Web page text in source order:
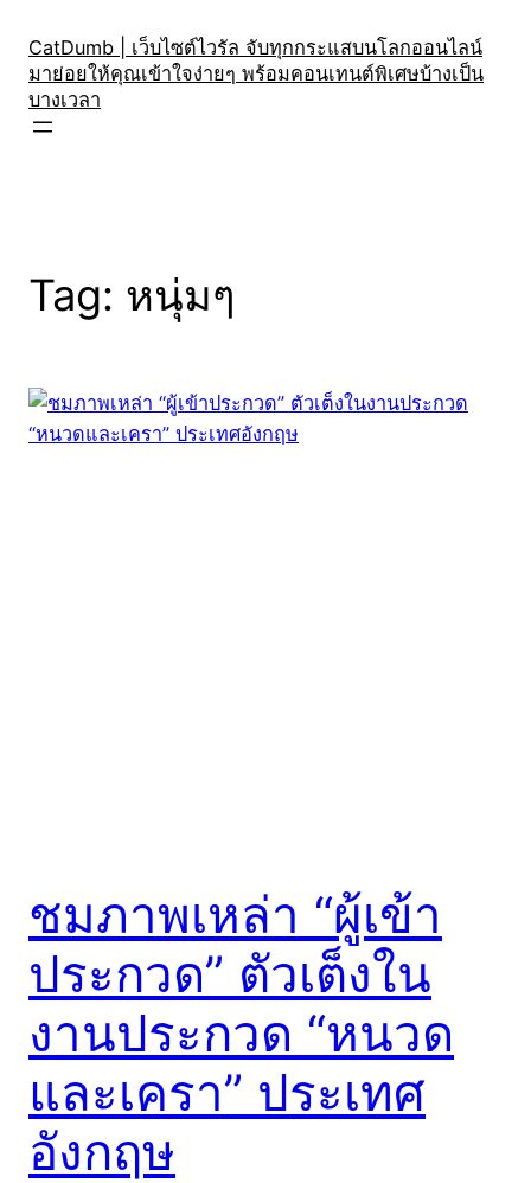
content
CatDumb | เว็บไซต์ไวรัล จับทุกกระแสบนโลกออนไลน์
มาย่อยให้คุณเข้าใจง่ายๆ พร้อมคอนเทนต์พิเศษบ้างเป็น
บางเวลา
Tag: หนุ่มๆ
ชมภาพเหล่า “ผู้เข้า
ประกวด” ตัวเต็งใน
งานประกวด “หนวด
และเครา” ประเทศ
อังกฤษ